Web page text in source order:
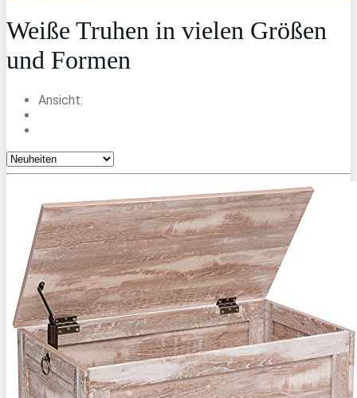
Weiße Truhen in vielen Größen
und Formen
Ansicht: